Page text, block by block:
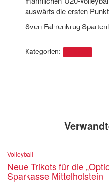
auswärts die ersten
Sven Fahrenkrug
Kategorien:
Volleyball
Neue Trikots für die
Sparkasse Mittelholstein